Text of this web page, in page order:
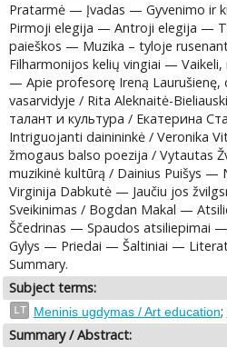
Pratarmė — Įvadas — Gyvenimo ir
Pirmoji elegija — Antroji elegija —
paieškos — Muzika – tyloje
Filharmonijos kelių vingiai —
— Apie profesorę Ireną Laurušienę,
vasarvidyje / Rita Aleknaitė-
талант и культура / Екатерина
Intriguojanti dainininkė / Veronika
žmogaus balso poezija / Vytautas
muzikinė kultūrą / Dainius Puišys —
Virginija Dabkutė — Jaučiu jos
Sveikinimas / Bogdan Makal —
Ščedrinas — Spaudos atsiliepimai
Gylys — Priedai — Šaltiniai —
Summary.
Subject terms:
LT Meninis ugdymas / Art education;
Summary / Abstract: